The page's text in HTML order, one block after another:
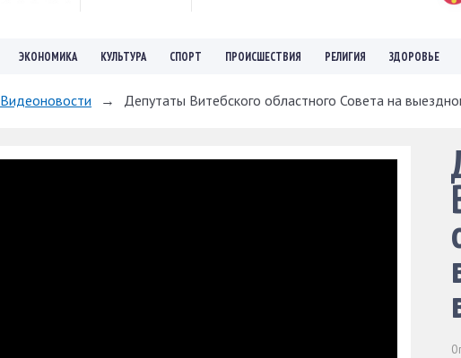
ЭКОНОМИКА КУЛЬТУРА СПОРТ ПРОИСШЕСТВИЯ РЕЛИГИЯ ЗДОРОВЬЕ
Видеоновости → Депутаты Витебского областного Совета на